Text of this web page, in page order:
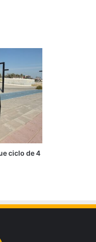
ciclo de 4